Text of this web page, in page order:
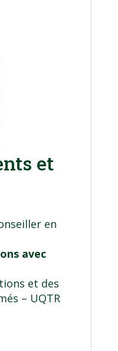
et
en
avec
et des
– UQTR